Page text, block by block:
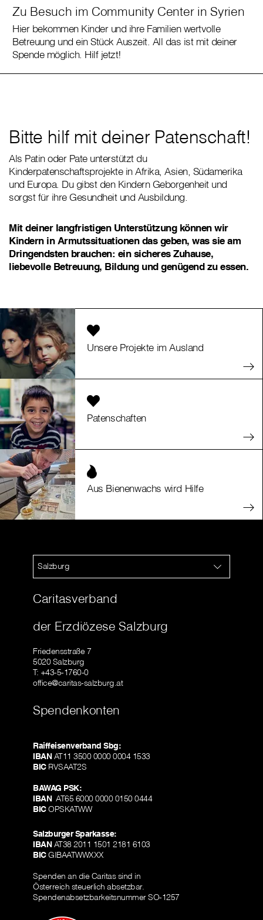
Zu Besuch im Community Center in Syrien
Hier bekommen Kinder und ihre Familien wertvolle
Betreuung und ein Stück Auszeit. All das ist mit deiner
Spende möglich. Hilf jetzt!
Bitte hilf mit deiner Patenschaft!
Als Patin oder Pate unterstützt du
Kinderpatenschaftsprojekte in Afrika, Asien, Südamerika
und Europa. Du gibst den Kindern Geborgenheit und
sorgst für ihre Gesundheit und Ausbildung.
Mit deiner langfristigen Unterstützung können wir
Kindern in Armutssituationen das geben, was sie am
Dringendsten brauchen: ein sicheres Zuhause,
liebevolle Betreuung, Bildung und genügend zu essen.
Unsere Projekte im Ausland
Patenschaften
Aus Bienenwachs wird Hilfe
Salzburg
Caritasverband
der Erzdiözese Salzburg
Friedensstraße 7
5020 Salzburg
T: +43-5-1760-0
office@caritas-salzburg.at
Spendenkonten
Raiffeisenverband Sbg:
IBANAT11 3500 0000 0004 1533
BICRVSAAT2S
BAWAG PSK:
IBANAT65 6000 0000 0150 0444
BICOPSKATWW
Salzburger Sparkasse:
IBANAT38 2011 1501 2181 6103
BICGIBAATWWXXX
Spenden an die Caritas sind in
Österreich steuerlich absetzbar.
Spendenabsetzbarkeitsnummer SO-1257